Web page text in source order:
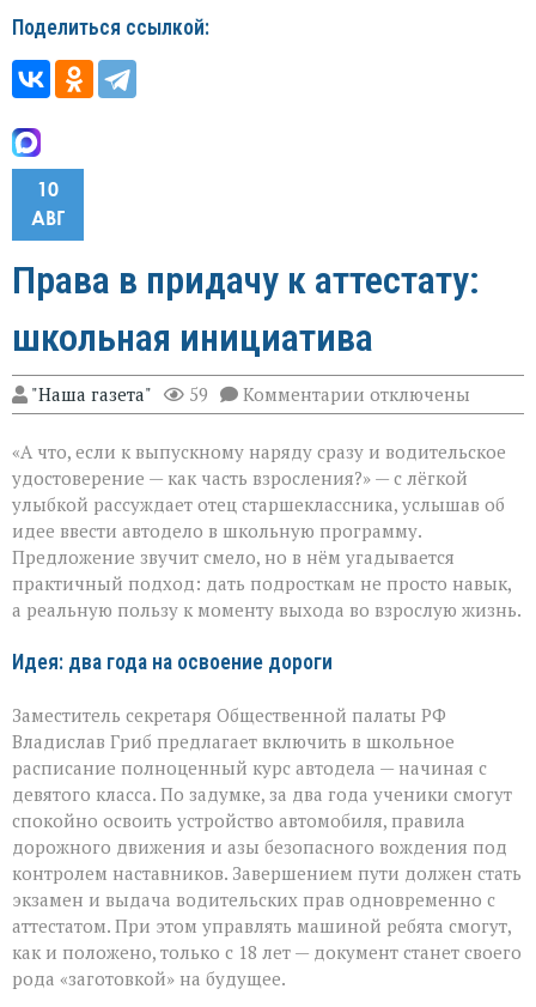
Поделиться ссылкой:
10
АВГ
Права в придачу к аттестату:
школьная инициатива
"Наша газета" 59 Комментарии к
записи
в
придачу
аттестату:
школьная
инициатива
отключены
«А что, если к выпускному наряду сразу и водительское
удостоверение — как часть взросления?» — с лёгкой
улыбкой рассуждает отец старшеклассника, услышав об
идее ввести автодело в школьную программу.
Предложение звучит смело, но в нём угадывается
практичный подход: дать подросткам не просто навык,
а реальную пользу к моменту выхода во взрослую жизнь.
Идея: два года на освоение дороги
Заместитель секретаря Общественной палаты РФ
Владислав Гриб предлагает включить в школьное
расписание полноценный курс автодела — начиная с
девятого класса. По задумке, за два года ученики смогут
спокойно освоить устройство автомобиля, правила
дорожного движения и азы безопасного вождения под
контролем наставников. Завершением пути должен стать
экзамен и выдача водительских прав одновременно с
аттестатом. При этом управлять машиной ребята смогут,
как и положено, только с 18 лет — документ станет своего
рода «заготовкой» на будущее.